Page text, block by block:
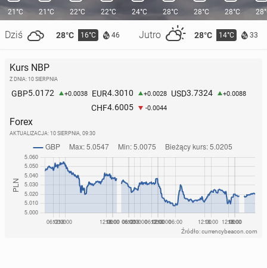
21°C
Dziś 28°C 16°C 46 Jutro 28°C 14°C 33
21°C 22°C 22°C 24°C 28°C 28°C 28°C
Kurs NBP
Z DNIA: 10 SIERPNIA
GBP5.0172 +0.0038 EUR4.3010 +0.0028 USD3.7324 +0.0088
CHF4.6005 -0.0044
Forex
AKTUALIZACJA: 10 SIERPNIA, 09:30
Źródło: currencybeacon.com